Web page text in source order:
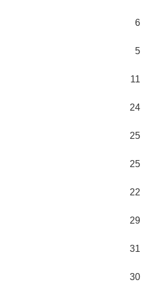
6
5
11
24
25
25
22
29
31
30